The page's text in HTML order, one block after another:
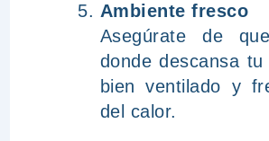
Ambiente fresco
Asegúrate de
donde descansa
bien ventilado y
del calor.